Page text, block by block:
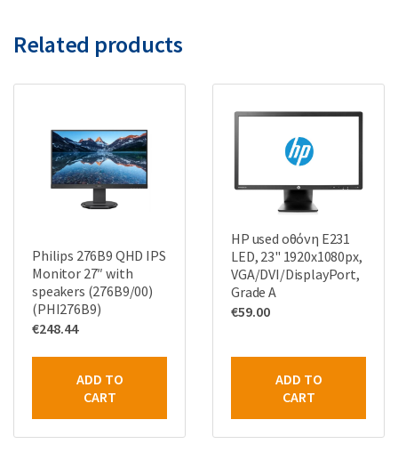
Related products
Philips 276B9 QHD IPS
Monitor 27″ with
speakers (276B9/00)
(PHI276B9)
€248.44
ADD TO
CART
HP used οθόνη E231
LED, 23" 1920x1080px,
VGA/DVI/DisplayPort,
Grade A
€59.00
ADD TO
CART